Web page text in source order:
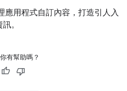
應用程式自訂內容，打造引人入
。
有幫助嗎？